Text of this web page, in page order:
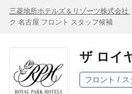
三菱地所ホテルズ＆リゾーツ株式会社
ク 名古屋 フロント スタッフ候補
ザ ロイ
フロント / ス